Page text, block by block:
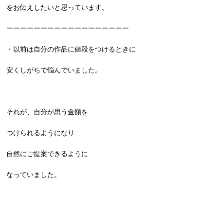
をお伝えしたいと思っています。
ーーーーーーーーーーーーーーーーーー
・以前は自分の作品に値段をつけるときに
安くしがちで悩んでいました。
それが、自分が思う金額を
つけられるようになり
自然にご提案できるように
なっていました。